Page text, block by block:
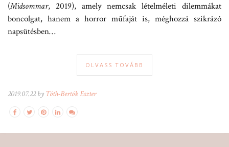
(Midsommar, 2019), amely nemcsak lételméleti dilemmákat
boncolgat, hanem a horror műfaját is, méghozzá szikrázó
napsütésben…
OLVASS TOVÁBB
2019.07.22 by Tóth-Bertók Eszter